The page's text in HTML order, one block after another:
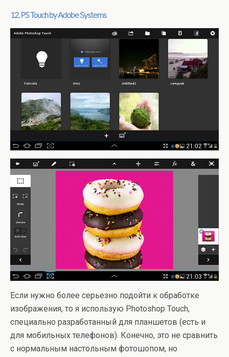
12. PS Touch by Adobe Systems
Если нужно более серьезно подойти к обработке
изображения, то я использую Photoshop Touch,
специально разработанный для планшетов (есть и
для мобильных телефонов). Конечно, это не сравнить
с нормальным настольным фотошопом, но